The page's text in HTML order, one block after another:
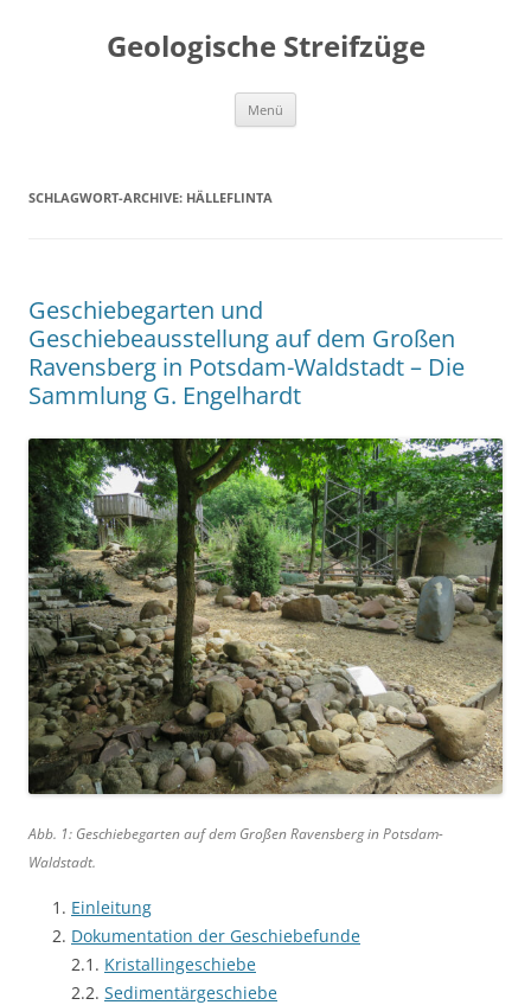
Geologische Streifzüge
Menü
SCHLAGWORT-ARCHIVE: HÄLLEFLINTA
Geschiebegarten und
Geschiebeausstellung auf dem Großen
Ravensberg in Potsdam-Waldstadt – Die
Sammlung G. Engelhardt
Abb. 1: Geschiebegarten auf dem Großen Ravensberg in Potsdam-
Waldstadt.
Einleitung
Dokumentation der Geschiebefunde
2.1. Kristallingeschiebe
2.2. Sedimentärgeschiebe